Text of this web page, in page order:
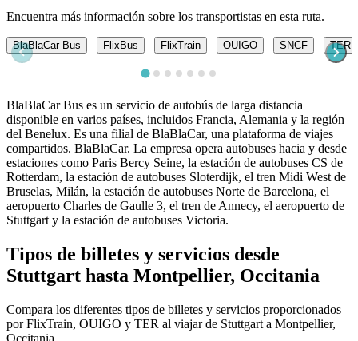
Encuentra más información sobre los transportistas en esta ruta.
BlaBlaCar Bus FlixBus FlixTrain OUIGO SNCF TER
BlaBlaCar Bus es un servicio de autobús de larga distancia
disponible en varios países, incluidos Francia, Alemania y la región
del Benelux. Es una filial de BlaBlaCar, una plataforma de viajes
compartidos. BlaBlaCar. La empresa opera autobuses hacia y desde
estaciones como Paris Bercy Seine, la estación de autobuses CS de
Rotterdam, la estación de autobuses Sloterdijk, el tren Midi West de
Bruselas, Milán, la estación de autobuses Norte de Barcelona, ​​el
aeropuerto Charles de Gaulle 3, el tren de Annecy, el aeropuerto de
Stuttgart y la estación de autobuses Victoria.
Tipos de billetes y servicios desde
Stuttgart hasta Montpellier, Occitania
Compara los diferentes tipos de billetes y servicios proporcionados
por FlixTrain, OUIGO y TER al viajar de Stuttgart a Montpellier,
Occitania.